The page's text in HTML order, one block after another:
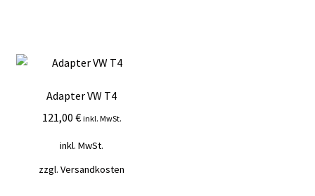
Adapter VW T4
121,00 € inkl. MwSt.
inkl. MwSt.
zzgl.Versandkosten